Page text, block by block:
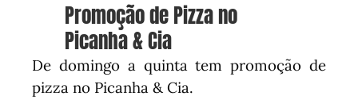
Promoção de Pizza no
Picanha & Cia
De domingo a quinta tem promoção de
pizza no Picanha & Cia.